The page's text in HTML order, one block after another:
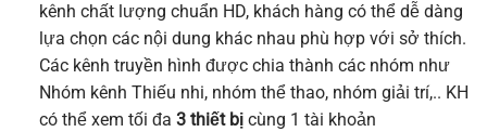
kênh chất lượng chuẩn HD, khách hàng có thể dễ dàng
lựa chọn các nội dung khác nhau phù hợp với sở thích.
Các kênh truyền hình được chia thành các nhóm như
Nhóm kênh Thiếu nhi, nhóm thể thao, nhóm giải trí,.. KH
có thể xem tối đa 3 thiết bịcùng 1 tài khoản